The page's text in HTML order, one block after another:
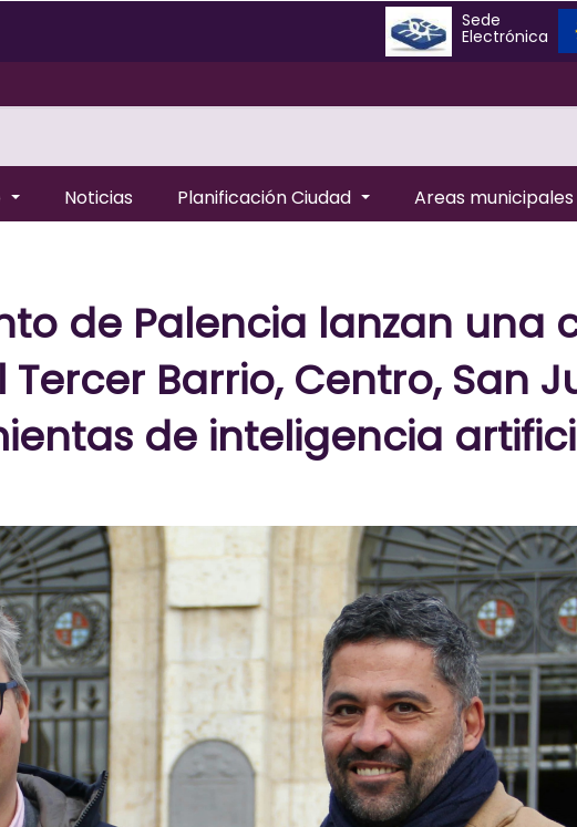
Sede
Electrónica
Noticias Planificación Ciudad Areas municipales
de Palencia lanzan una
Barrio, Centro, San
de inteligencia